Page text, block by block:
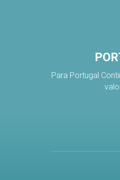
Para Portugal